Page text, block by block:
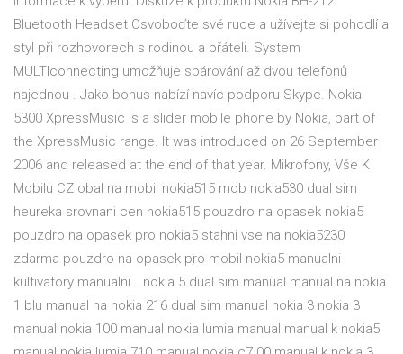
Bluetooth Headset Osvoboďte své ruce a užívejte si pohodlí a
styl při rozhovorech s rodinou a přáteli. System
MULTIconnecting umožňuje spárování až dvou telefonů
najednou . Jako bonus nabízí navíc podporu Skype. Nokia
5300 XpressMusic is a slider mobile phone by Nokia, part of
the XpressMusic range. It was introduced on 26 September
2006 and released at the end of that year. Mikrofony, Vše K
Mobilu CZ obal na mobil nokia515 mob nokia530 dual sim
heureka srovnani cen nokia515 pouzdro na opasek nokia5
pouzdro na opasek pro nokia5 stahni vse na nokia5230
zdarma pouzdro na opasek pro mobil nokia5 manualni
kultivatory manualni… nokia 5 dual sim manual manual na nokia
1 blu manual na nokia 216 dual sim manual nokia 3 nokia 3
manual nokia 100 manual nokia lumia manual manual k nokia5